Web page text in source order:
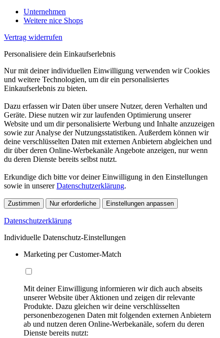
Unternehmen
Weitere nice Shops
Vertrag widerrufen
Personalisiere dein Einkaufserlebnis
Nur mit deiner individuellen Einwilligung verwenden wir Cookies
und weitere Technologien, um dir ein personalisiertes
Einkaufserlebnis zu bieten.
Dazu erfassen wir Daten über unsere Nutzer, deren Verhalten und
Geräte. Diese nutzen wir zur laufenden Optimierung unserer
Website und um dir personalisierte Werbung und Inhalte anzuzeigen
sowie zur Analyse der Nutzungsstatistiken. Außerdem können wir
deine verschlüsselten Daten mit externen Anbietern abgleichen und
dir über deren Online-Werbekanäle Angebote anzeigen, nur wenn
du deren Dienste bereits selbst nutzt.
Erkundige dich bitte vor deiner Einwilligung in den Einstellungen
sowie in unsererDatenschutzerklärung.
Zustimmen Nur erforderliche Einstellungen anpassen
Datenschutzerklärung
Individuelle Datenschutz-Einstellungen
Marketing per Customer-Match
Mit deiner Einwilligung informieren wir dich auch abseits
unserer Website über Aktionen und zeigen dir relevante
Produkte. Dazu gleichen wir deine verschlüsselten
personenbezogenen Daten mit folgenden externen Anbietern
ab und nutzen deren Online-Werbekanäle, sofern du deren
Dienste bereits nutzt: